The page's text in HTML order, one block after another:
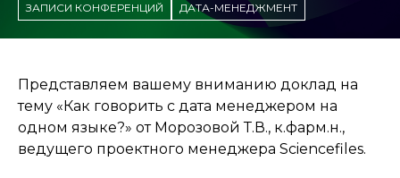
ЗАПИСИ КОНФЕРЕНЦИЙ
ДАТА-МЕНЕДЖМЕНТ
Представляем вашему вниманию доклад на
тему «Как говорить с дата менеджером на
одном языке?» от Морозовой Т.В., к.фарм.н.,
ведущего проектного менеджера Sciencefiles.